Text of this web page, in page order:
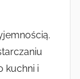
kuchni i